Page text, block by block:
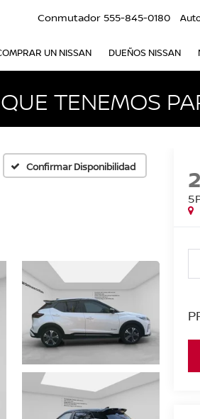
Conmutador 555-845-0180
UN NISSAN DUEÑOS NISSAN
TENEMOS
Confirmar Disponibilidad